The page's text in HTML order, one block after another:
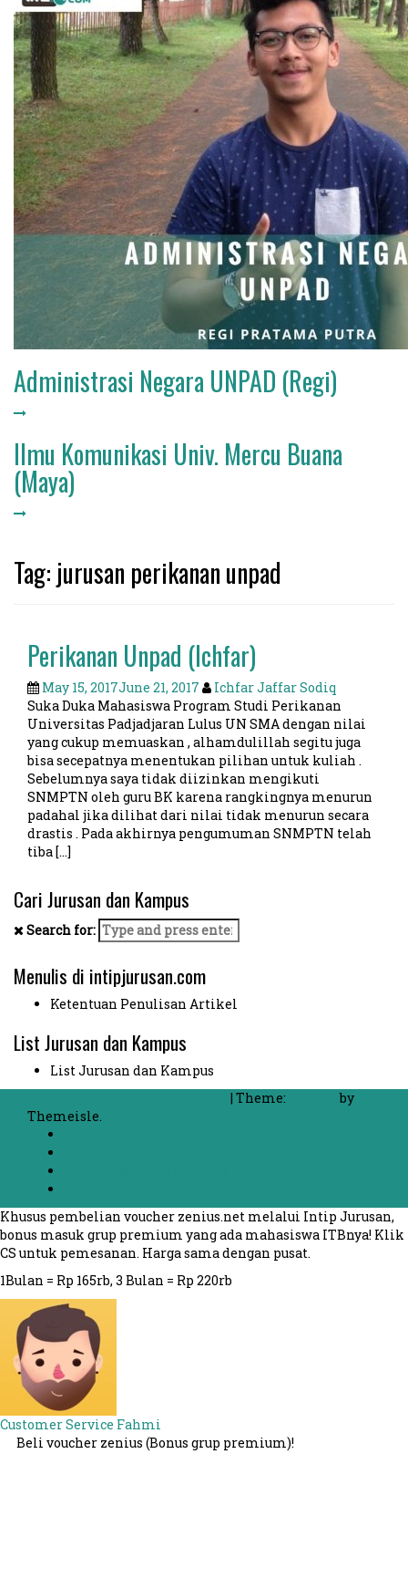
Administrasi Negara UNPAD (Regi)
Ilmu Komunikasi Univ. Mercu Buana
(Maya)
Tag: jurusan perikanan unpad
Perikanan Unpad (Ichfar)
May 15, 2017June 21, 2017
Ichfar Jaffar Sodiq
Suka Duka Mahasiswa Program Studi Perikanan
Universitas Padjadjaran Lulus UN SMA dengan nilai
yang cukup memuaskan , alhamdulillah segitu juga
bisa secepatnya menentukan pilihan untuk kuliah .
Sebelumnya saya tidak diizinkan mengikuti
SNMPTN oleh guru BK karena rangkingnya menurun
padahal jika dilihat dari nilai tidak menurun secara
drastis . Pada akhirnya pengumuman SNMPTN telah
tiba […]
Cari Jurusan dan Kampus
Search for:
Menulis di intipjurusan.com
Ketentuan Penulisan Artikel
List Jurusan dan Kampus
List Jurusan dan Kampus
| Theme:
by
Themeisle.
Khusus pembelian voucher zenius.net melalui Intip Jurusan,
bonus masuk grup premium yang ada mahasiswa ITBnya! Klik
CS untuk pemesanan. Harga sama dengan pusat.
1Bulan = Rp 165rb, 3 Bulan = Rp 220rb
Customer Service Fahmi
Beli voucher zenius (Bonus grup premium)!